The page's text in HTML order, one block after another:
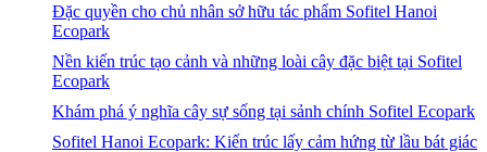
Đặc quyền cho chủ nhân sở hữu tác phẩm Sofitel Hanoi
Ecopark
Nền kiến trúc tạo cảnh và những loài cây đặc biệt tại Sofitel
Ecopark
Khám phá ý nghĩa cây sự sống tại sảnh chính Sofitel Ecopark
Sofitel Hanoi Ecopark: Kiến trúc lấy cảm hứng từ lầu bát giác